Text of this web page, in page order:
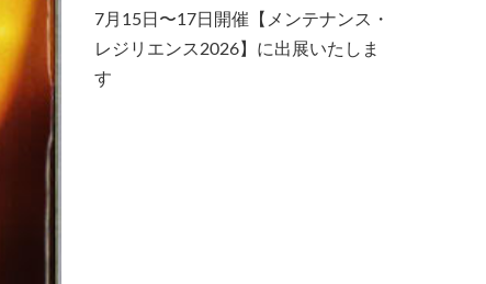
7月15日〜17日開催【メンテナンス・
レジリエンス2026】に出展いたしま
す